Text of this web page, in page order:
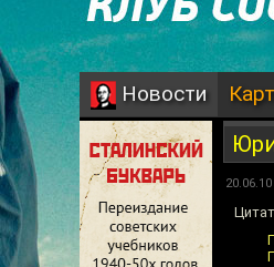
Новости